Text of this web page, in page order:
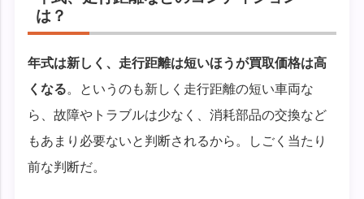
は？
年式は新しく、走行距離は短いほうが買取価格は高
くなる。というのも新しく走行距離の短い車両な
ら、故障やトラブルは少なく、消耗部品の交換など
もあまり必要ないと判断されるから。しごく当たり
前な判断だ。